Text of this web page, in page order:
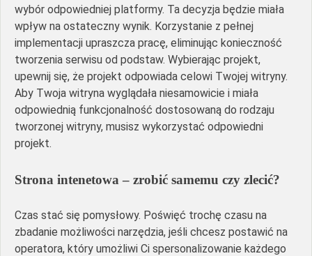
wybór odpowiedniej platformy. Ta decyzja będzie miała
wpływ na ostateczny wynik. Korzystanie z pełnej
implementacji upraszcza pracę, eliminując konieczność
tworzenia serwisu od podstaw. Wybierając projekt,
upewnij się, że projekt odpowiada celowi Twojej witryny.
Aby Twoja witryna wyglądała niesamowicie i miała
odpowiednią funkcjonalność dostosowaną do rodzaju
tworzonej witryny, musisz wykorzystać odpowiedni
projekt.
Strona intenetowa – zrobić samemu czy zlecić?
Czas stać się pomysłowy. Poświęć trochę czasu na
zbadanie możliwości narzędzia, jeśli chcesz postawić na
operatora, który umożliwi Ci spersonalizowanie każdego